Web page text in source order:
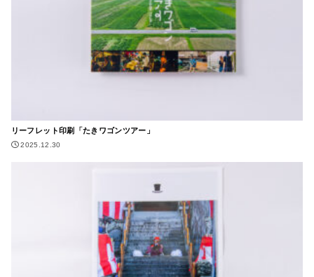
リーフレット印刷「たきワゴンツアー」
2025.12.30